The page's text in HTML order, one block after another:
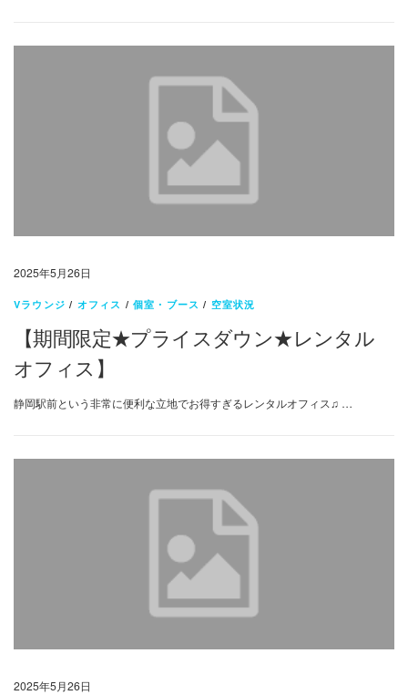
2025年5月26日
Vラウンジ / オフィス /個室・ブース / 空室状況
【期間限定★プライスダウン★レンタル
オフィス】
静岡駅前という非常に便利な立地でお得すぎるレンタルオフィス♫ …
2025年5月26日